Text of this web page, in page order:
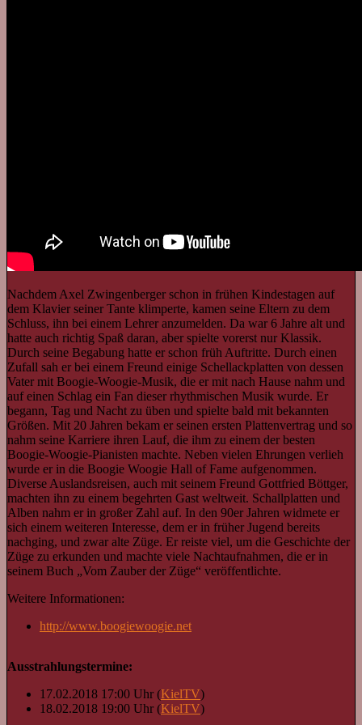
Nachdem Axel Zwingenberger schon in frühen Kindestagen auf
dem Klavier seiner Tante klimperte, kamen seine Eltern zu dem
Schluss, ihn bei einem Lehrer anzumelden. Da war 6 Jahre alt und
hatte auch richtig Spaß daran, aber spielte vorerst nur Klassik.
Durch seine Begabung hatte er schon früh Auftritte. Durch einen
Zufall sah er bei einem Freund einige Schellackplatten von dessen
Vater mit Boogie-Woogie-Musik, die er mit nach Hause nahm und
auf einen Schlag ein Fan dieser rhythmischen Musik wurde. Er
begann, Tag und Nacht zu üben und spielte bald mit bekannten
Größen. Mit 20 Jahren bekam er seinen ersten Plattenvertrag und so
nahm seine Karriere ihren Lauf, die ihm zu einem der besten
Boogie-Woogie-Pianisten machte. Neben vielen Ehrungen verlieh
wurde er in die Boogie Woogie Hall of Fame aufgenommen.
Diverse Auslandsreisen, auch mit seinem Freund Gottfried Böttger,
machten ihn zu einem begehrten Gast weltweit. Schallplatten und
Alben nahm er in großer Zahl auf. In den 90er Jahren widmete er
sich einem weiteren Interesse, dem er in früher Jugend bereits
nachging, und zwar alte Züge. Er reiste viel, um die Geschichte der
Züge zu erkunden und machte viele Nachtaufnahmen, die er in
seinem Buch „Vom Zauber der Züge“ veröffentlichte.
Weitere Informationen:
http://www.boogiewoogie.net
Ausstrahlungstermine:
17.02.2018 17:00 Uhr (KielTV)
18.02.2018 19:00 Uhr (KielTV)